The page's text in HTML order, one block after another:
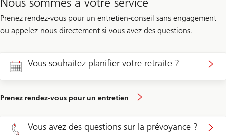
Prenez rendez-vous pour un entretien-conseil sans engagement
ou appelez-nous directement si vous avez des questions.
Vous souhaitez planifier votre retraite ?
Prenez rendez-vous pour un entretien
Vous avez des questions sur la prévoyance ?